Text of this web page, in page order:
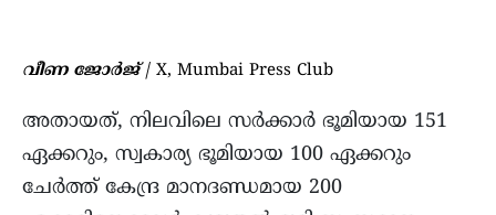
വീണ ജോർജ്/ X, Mumbai Press Club
അതായത്, നിലവിലെ സർക്കാർ ഭൂമിയായ 151
ഏക്കറും, സ്വകാര്യ ഭൂമിയായ 100 ഏക്കറും
ചേർത്ത് കേന്ദ്ര മാനദണ്ഡമായ 200